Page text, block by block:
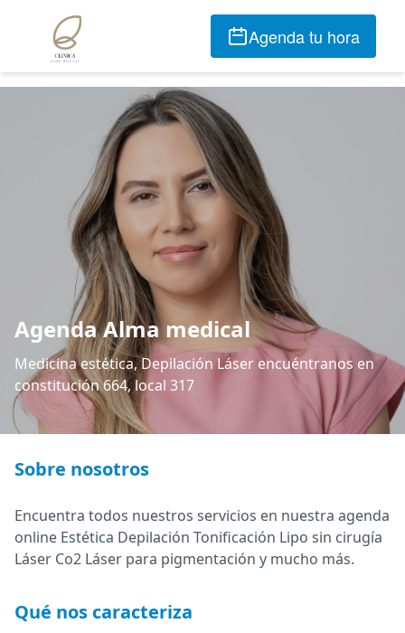
Agenda tu hora
Agenda Alma medical
Medicina estética, Depilación Láser encuéntranos en
constitución 664, local 317
Sobre nosotros
Encuentra todos nuestros servicios en nuestra agenda
online Estética Depilación Tonificación Lipo sin cirugía
Láser Co2 Láser para pigmentación y mucho más.
Qué nos caracteriza